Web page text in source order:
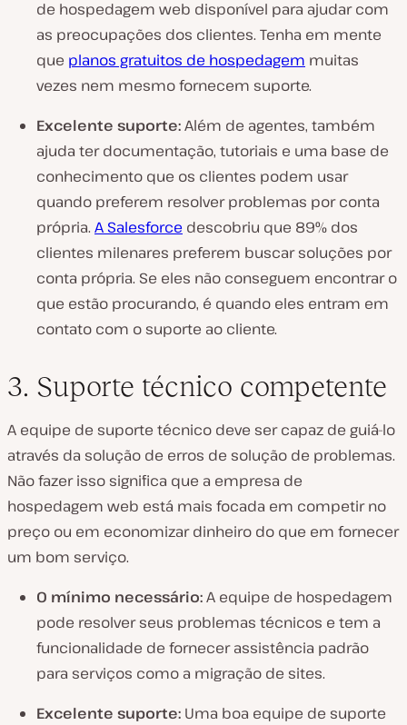
de hospedagem web disponível para ajudar com
as preocupações dos clientes. Tenha em mente
que planos gratuitos de hospedagem muitas
vezes nem mesmo fornecem suporte.
Excelente suporte:Além de agentes, também
ajuda ter documentação, tutoriais e uma base de
conhecimento que os clientes podem usar
quando preferem resolver problemas por conta
própria. A Salesforce descobriu que 89% dos
clientes milenares preferem buscar soluções por
conta própria. Se eles não conseguem encontrar o
que estão procurando, é quando eles entram em
contato com o suporte ao cliente.
3. Suporte técnico competente
A equipe de suporte técnico deve ser capaz de guiá-lo
através da solução de erros de solução de problemas.
Não fazer isso significa que a empresa de
hospedagem web está mais focada em competir no
preço ou em economizar dinheiro do que em fornecer
um bom serviço.
O mínimo necessário:A equipe de hospedagem
pode resolver seus problemas técnicos e tem a
funcionalidade de fornecer assistência padrão
para serviços como a migração de sites.
Excelente suporte: Uma boa equipe de suporte